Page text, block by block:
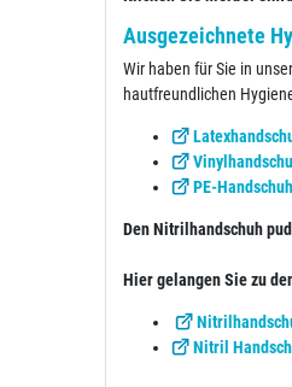
Ausgezeichnete
Wir haben für Sie in
hautfreundlichen
PE-
Den Nitrilhandschuh
Hier gelangen Sie zu
Nitril